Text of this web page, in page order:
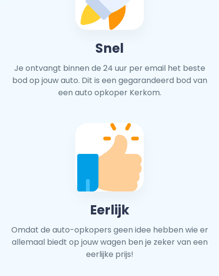
Snel
Je ontvangt binnen de 24 uur per email het beste
bod op jouw auto. Dit is een gegarandeerd bod van
een auto opkoper Kerkom.
Eerlijk
Omdat de auto-opkopers geen idee hebben wie er
allemaal biedt op jouw wagen ben je zeker van een
eerlijke prijs!